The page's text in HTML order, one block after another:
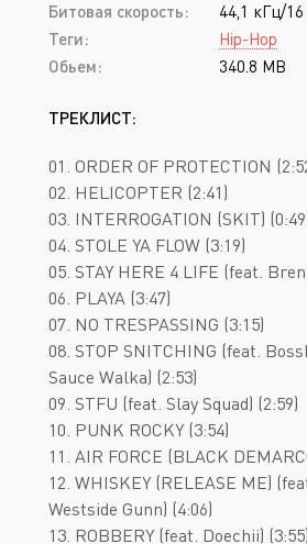
Битовая скорость:
44,1 кГц/16
Теги:
Hip-Hop
Обьем:
340.8 MB
ТРЕКЛИСТ:
01. ORDER OF PROTECTION
02. HELICOPTER (2:41)
03. INTERROGATION (SKIT)
04. STOLE YA FLOW (3:19)
05. STAY HERE 4 LIFE (feat.
06. PLAYA (3:47)
07. NO TRESPASSING (3:15)
08. STOP SNITCHING (feat.
Sauce Walka) (2:53)
09. STFU (feat. Slay Squad) (2:59)
10. PUNK ROCKY (3:54)
11. AIR FORCE (BLACK
12. WHISKEY (RELEASE ME)
Westside Gunn) (4:06)
13. ROBBERY (feat. Doechii) (3:55)